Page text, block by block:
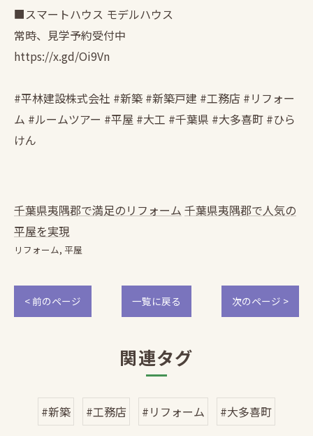
■スマートハウス モデルハウス
常時、見学予約受付中
https://x.gd/Oi9Vn
#平林建設株式会社 #新築 #新築戸建 #工務店 #リフォー
ム #ルームツアー #平屋 #大工 #千葉県 #大多喜町 #ひら
けん
千葉県夷隅郡で満足のリフォーム 千葉県夷隅郡で人気の
平屋を実現
リフォーム 平屋
< 前のページ 一覧に戻る 次のページ >
関連タグ
#新築 #工務店 #リフォーム #大多喜町